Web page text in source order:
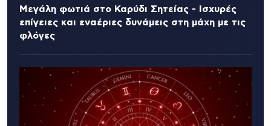
Μεγάλη φωτιά στο Καρύδι Σητείας - Ισχυρές
επίγειες και εναέριες δυνάμεις στη μάχη με τις
φλόγες